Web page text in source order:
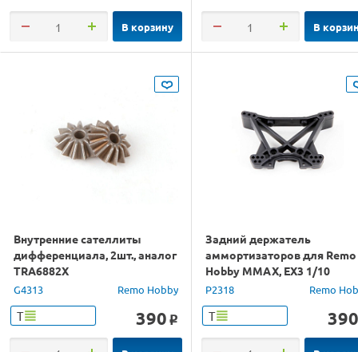
В корзину В
Внутренние сателлиты
дифференциала, 2шт., аналог
TRA6882X
G4313 Remo Hobby
Т 390 o
Задний держатель
аммортизаторов для Remo
Hobby MMAX, EX3 1/10
P2318 Remo
Т 390